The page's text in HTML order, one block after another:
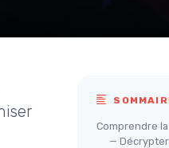
Comprendre
—